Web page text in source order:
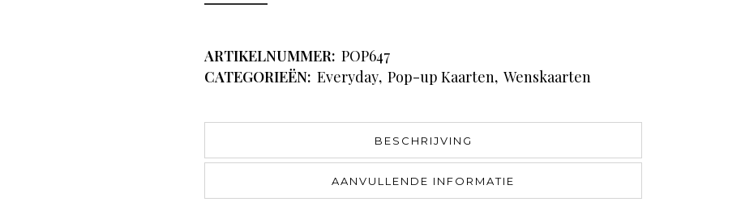
ARTIKELNUMMER: POP647
CATEGORIEËN: Everyday, Pop-up Kaarten, Wenskaarten
BESCHRIJVING
AANVULLENDE INFORMATIE